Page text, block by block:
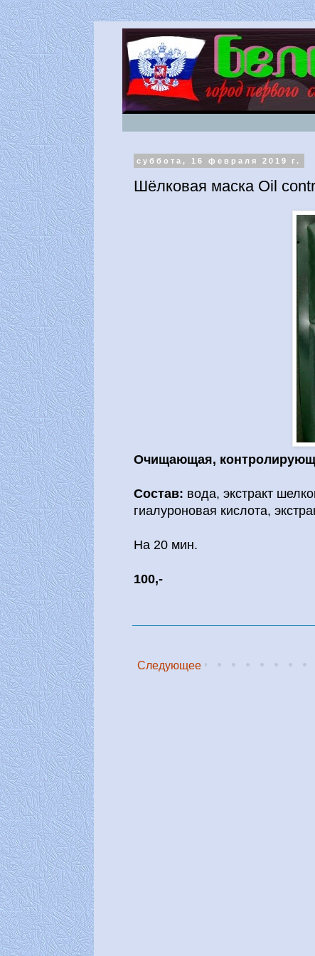
суббота, 16 февраля 2019 г.
Шёлковая маска Oil
Очищающая,
Состав: вода, экстракт
гиалуроновая кислота,
На 20 мин.
100,-
Следующее